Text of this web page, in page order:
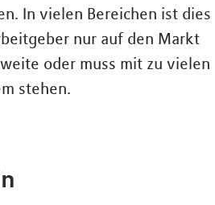
In vielen Bereichen ist dies
nur auf den Markt
oder muss mit zu vielen
stehen.